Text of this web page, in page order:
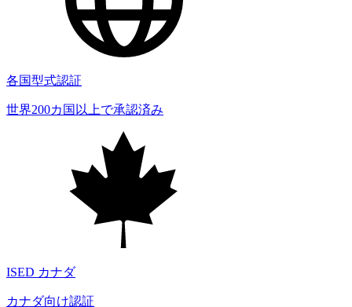
各国型式認証
世界200カ国以上で承認済み
ISED カナダ
カナダ向け認証